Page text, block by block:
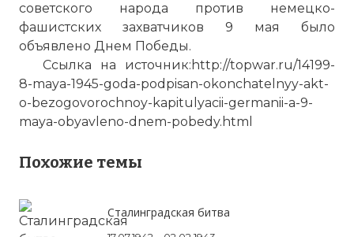
советского народа против немецко-
фашистских захватчиков 9 мая было
объявлено Днем Победы.
Ссылка на источник:http://topwar.ru/14199-
8-maya-1945-goda-podpisan-okonchatelnyy-akt-
o-bezogovorochnoy-kapitulyacii-germanii-a-9-
maya-obyavleno-dnem-pobedy.html
Похожие темы
Сталинградская битва